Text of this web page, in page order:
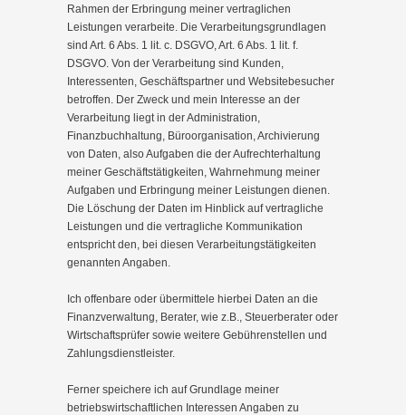
Rahmen der Erbringung meiner vertraglichen
Leistungen verarbeite. Die Verarbeitungsgrundlagen
sind Art. 6 Abs. 1 lit. c. DSGVO, Art. 6 Abs. 1 lit. f.
DSGVO. Von der Verarbeitung sind Kunden,
Interessenten, Geschäftspartner und Websitebesucher
betroffen. Der Zweck und mein Interesse an der
Verarbeitung liegt in der Administration,
Finanzbuchhaltung, Büroorganisation, Archivierung
von Daten, also Aufgaben die der Aufrechterhaltung
meiner Geschäftstätigkeiten, Wahrnehmung meiner
Aufgaben und Erbringung meiner Leistungen dienen.
Die Löschung der Daten im Hinblick auf vertragliche
Leistungen und die vertragliche Kommunikation
entspricht den, bei diesen Verarbeitungstätigkeiten
genannten Angaben.
Ich offenbare oder übermittele hierbei Daten an die
Finanzverwaltung, Berater, wie z.B., Steuerberater oder
Wirtschaftsprüfer sowie weitere Gebührenstellen und
Zahlungsdienstleister.
Ferner speichere ich auf Grundlage meiner
betriebswirtschaftlichen Interessen Angaben zu